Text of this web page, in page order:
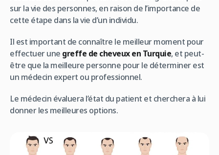
sur la vie des personnes, en raison de l’importance de
cette étape dans la vie d’un individu.
Il est important de connaître le meilleur moment pour
effectuer une greffe de cheveux en Turquie, et peut-
être que la meilleure personne pour le déterminer est
un médecin expert ou professionnel.
Le médecin évaluera l’état du patient et cherchera à lui
donner les meilleures options.